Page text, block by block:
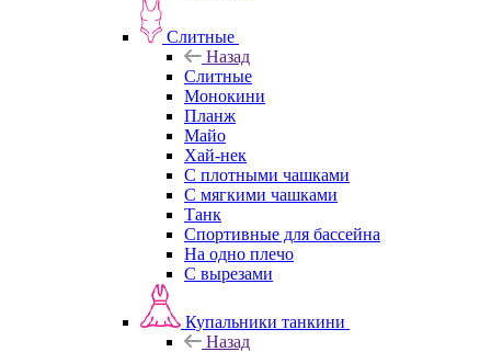
Слитные
Назад
Слитные
Монокини
Планж
Майо
Хай-нек
С плотными чашками
С мягкими чашками
Танк
Спортивные для бассейна
На одно плечо
С вырезами
Купальники танкини
Назад